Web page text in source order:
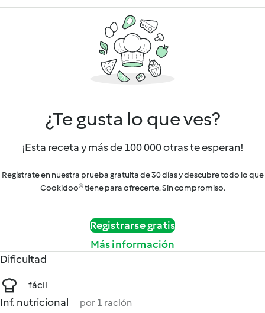
¿Te gusta lo que ves?
¡Esta receta y más de 100 000 otras te esperan!
Regístrate en nuestra prueba gratuita de 30 días y descubre todo lo que
Cookidoo® tiene para ofrecerte. Sin compromiso.
Registrarse gratis
Más información
Dificultad
fácil
Inf. nutricional por 1 ración